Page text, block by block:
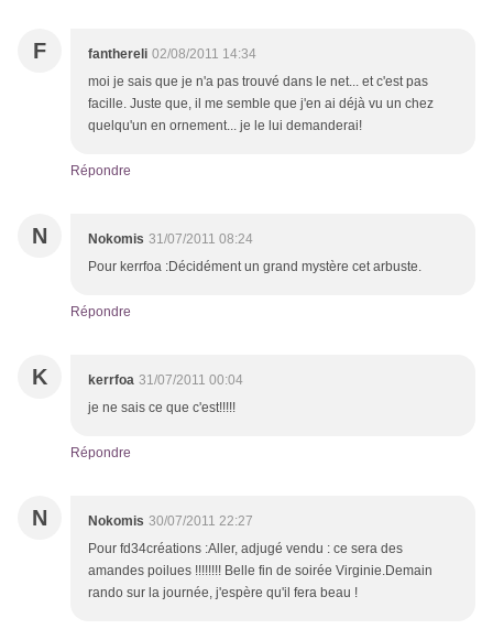
F fanthereli 02/08/2011 14:34
moi je sais que je n'a pas trouvé dans le net... et c'est pas
facille. Juste que, il me semble que j'en ai déjà vu un chez
quelqu'un en ornement... je le lui demanderai!
Répondre
N Nokomis 31/07/2011 08:24
Pour kerrfoa :Décidément un grand mystère cet arbuste.
Répondre
K kerrfoa 31/07/2011 00:04
je ne sais ce que c'est!!!!!
Répondre
N Nokomis 30/07/2011 22:27
Pour fd34créations :Aller, adjugé vendu : ce sera des
amandes poilues !!!!!!!! Belle fin de soirée Virginie.Demain
rando sur la journée, j'espère qu'il fera beau !